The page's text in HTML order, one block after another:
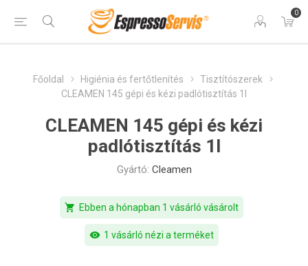
0
Főoldal Higiénia és fertőtlenítés
Tisztítószerek
CLEAMEN 145 gépi és kézi padlótisztítás 1l
CLEAMEN 145 gépi és kézi
padlótisztítás 1l
Gyártó: Cleamen
shopping_cart Ebben a hónapban 1 vásárló vásárolt
visibility 1 vásárló nézi a terméket